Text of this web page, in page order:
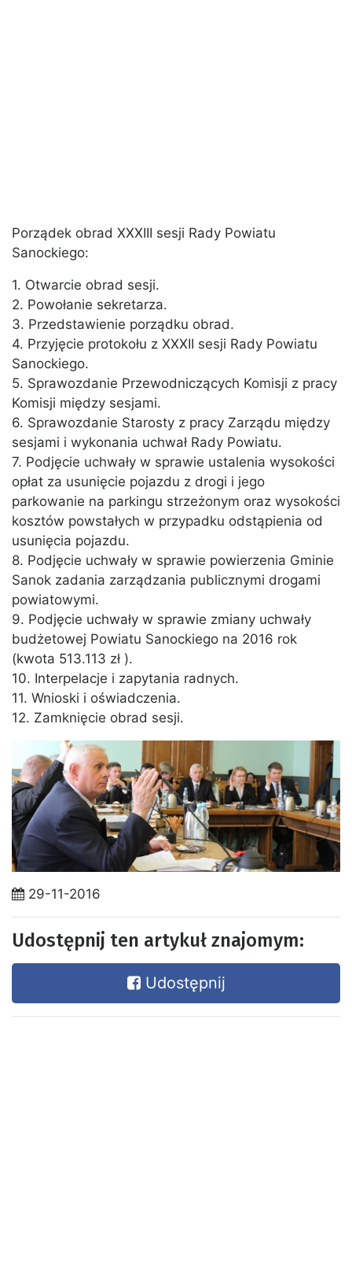
Porządek obrad XXXIII sesji Rady Powiatu
Sanockiego:
1. Otwarcie obrad sesji.
2. Powołanie sekretarza.
3. Przedstawienie porządku obrad.
4. Przyjęcie protokołu z XXXII sesji Rady Powiatu
Sanockiego.
5. Sprawozdanie Przewodniczących Komisji z pracy
Komisji między sesjami.
6. Sprawozdanie Starosty z pracy Zarządu między
sesjami i wykonania uchwał Rady Powiatu.
7. Podjęcie uchwały w sprawie ustalenia wysokości
opłat za usunięcie pojazdu z drogi i jego
parkowanie na parkingu strzeżonym oraz wysokości
kosztów powstałych w przypadku odstąpienia od
usunięcia pojazdu.
8. Podjęcie uchwały w sprawie powierzenia Gminie
Sanok zadania zarządzania publicznymi drogami
powiatowymi.
9. Podjęcie uchwały w sprawie zmiany uchwały
budżetowej Powiatu Sanockiego na 2016 rok
(kwota 513.113 zł ).
10. Interpelacje i zapytania radnych.
11. Wnioski i oświadczenia.
12. Zamknięcie obrad sesji.
29-11-2016
Udostępnij ten artykuł znajomym:
Udostępnij